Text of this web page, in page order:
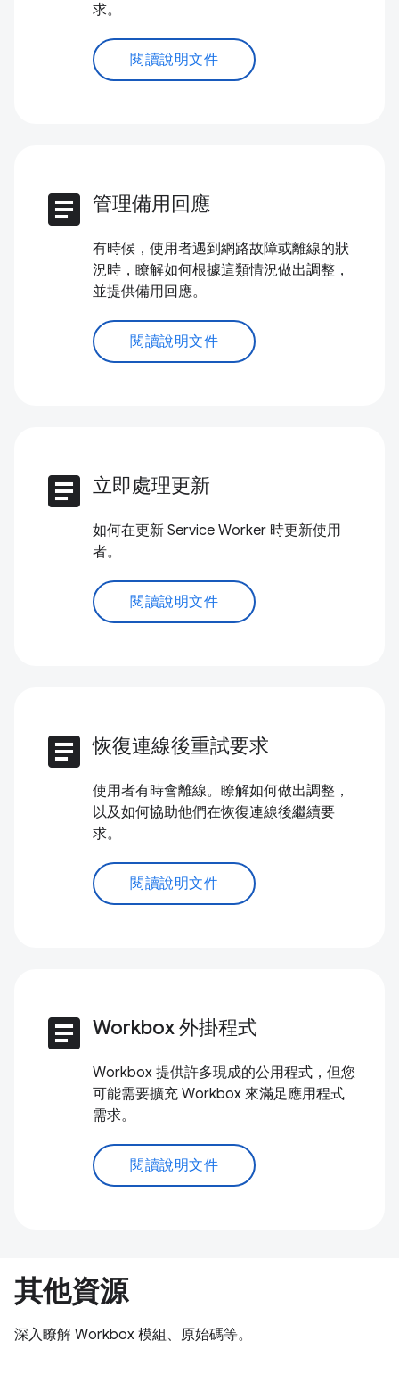
求。
閱讀說明文件
article 管理備用回應
有時候，使用者遇到網路故障或離線的狀
況時，瞭解如何根據這類情況做出調整，
並提供備用回應。
閱讀說明文件
article 立即處理更新
如何在更新 Service Worker 時更新使用
者。
閱讀說明文件
article 恢復連線後重試要求
使用者有時會離線。瞭解如何做出調整，
以及如何協助他們在恢復連線後繼續要
求。
閱讀說明文件
article Workbox 外掛程式
Workbox 提供許多現成的公用程式，但您
可能需要擴充 Workbox 來滿足應用程式
需求。
閱讀說明文件
其他資源
深入瞭解 Workbox 模組、原始碼等。